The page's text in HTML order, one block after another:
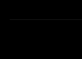
Inspiratie
Verzendbeleid